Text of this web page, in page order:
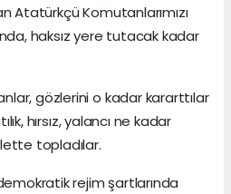
Atatürkçü Komutanlarımızı
haksız yere tutacak kadar
gözlerini o kadar kararttılar
hırsız, yalancı ne kadar
topladılar.
rejim şartlarında